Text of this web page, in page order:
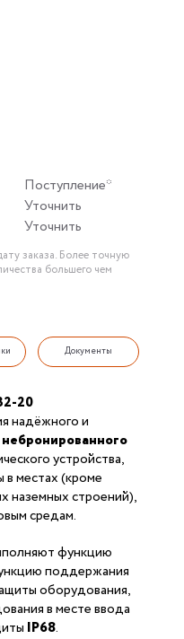
Поступление*
Уточнить
Уточнить
заказа. Более точную
большего чем
Документы
20
надёжного и
небронированного
устройства,
в местах (кроме
наземных строений),
средам.
функцию
поддержания
оборудования,
в месте ввода
IP68.